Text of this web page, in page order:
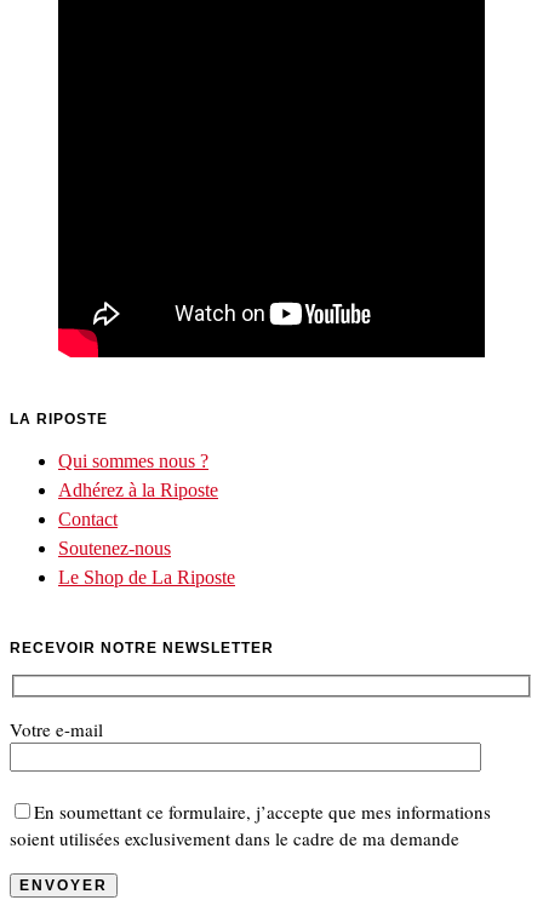
LA RIPOSTE
Qui sommes nous ?
Adhérez à la Riposte
Contact
Soutenez-nous
Le Shop de La Riposte
RECEVOIR NOTRE NEWSLETTER
Votre e-mail
En soumettant ce formulaire, j’accepte que mes informations
soient utilisées exclusivement dans le cadre de ma demande